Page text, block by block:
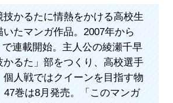
技かるたに情熱をかける高校生
たマンガ作品。2007年から
で連載開始。主人公の綾瀬千早
かるた」部をつくり、高校選手
人戦ではクイーンを目指す物
47巻は8月発売。「このマンガ